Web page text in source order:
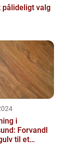
pålideligt valg
i
Forvandl
til et